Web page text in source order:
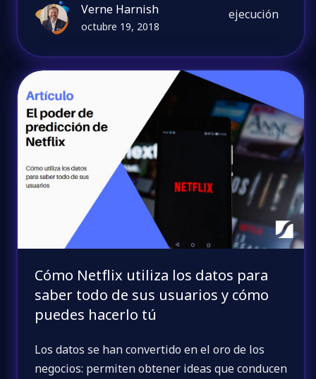
Verne Harnish
octubre 19, 2018
ejecución
Cómo Netflix utiliza los datos para
saber todo de sus usuarios y cómo
puedes hacerlo tú
Los datos se han convertido en el oro de los
negocios: permiten obtener ideas que conducen